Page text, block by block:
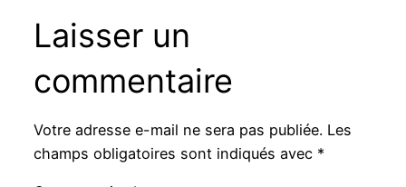
Laisser un
commentaire
Votre adresse e-mail ne sera pas publiée. Les
champs obligatoires sont indiqués avec *